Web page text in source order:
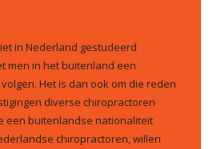
in Nederland gestudeerd
men in het buitenland een
Het is dan ook om die reden
diverse chiropractoren
een buitenlandse nationaliteit
chiropractoren, willen